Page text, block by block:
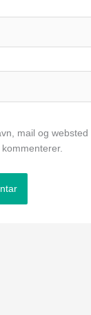
mail og websted